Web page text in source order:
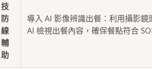
技
防
線
輔
助
導入 AI 影像辨識出餐：利用攝影鏡
AI 檢視出餐內容，確保餐點符合